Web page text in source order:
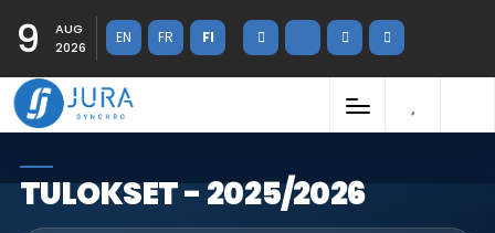
9
AUG
2026
EN FR FI
TULOKSET - 2025/2026